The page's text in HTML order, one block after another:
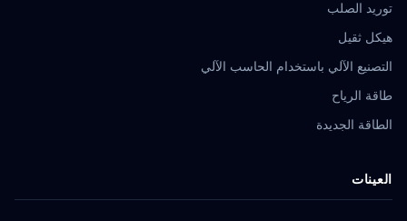
توريد الصلب
هيكل ثقيل
التصنيع الآلي باستخدام الحاسب الآلي
طاقة الرياح
الطاقة الجديدة
العينات